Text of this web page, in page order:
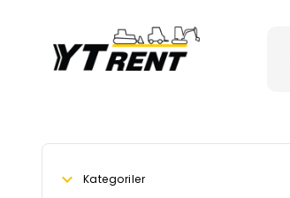
Kategoriler